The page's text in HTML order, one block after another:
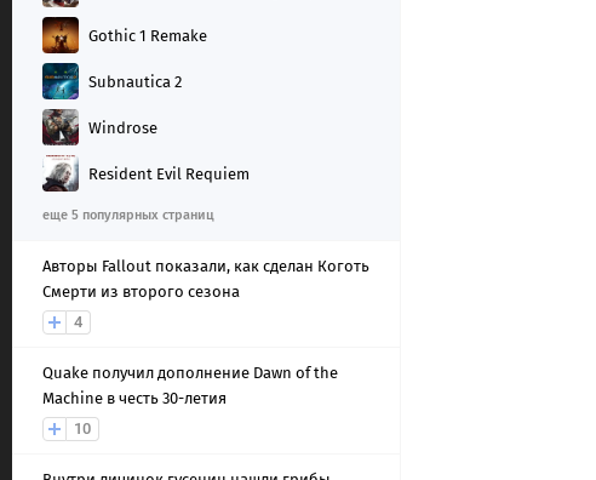
Gothic 1 Remake
Subnautica 2
Windrose
Resident Evil Requiem
еще 5 популярных страниц
Авторы Fallout показали, как сделан Коготь
Смерти из второго сезона
4
Quake получил дополнение Dawn of the
Machine в честь 30-летия
10